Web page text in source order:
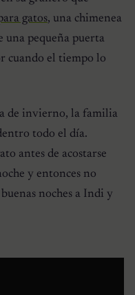
gatos, una chimenea
una pequeña puerta
cuando el tiempo lo
de invierno, la familia
todo el día.
antes de acostarse
y entonces no
noches a Indi y